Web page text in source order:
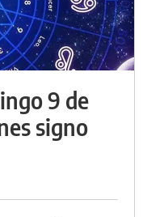
9 de
signo